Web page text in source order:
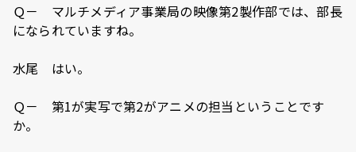
Ｑ－ マルチメディア事業局の映像第2製作部では、部長
になられていますね。
水尾 はい。
Ｑ－ 第1が実写で第2がアニメの担当ということです
か。